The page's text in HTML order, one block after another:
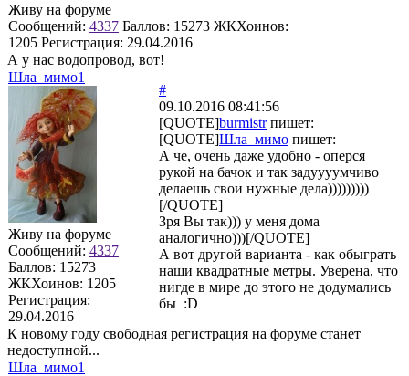
Живу на форуме
Сообщений: 4337 Баллов: 15273 ЖКХоинов:
1205 Регистрация: 29.04.2016
А у нас водопровод, вот!
Шла_мимо1
Живу на форуме
Сообщений: 4337
Баллов: 15273
ЖКХоинов: 1205
Регистрация:
29.04.2016
#
09.10.2016 08:41:56
[QUOTE]burmistrпишет:
[QUOTE]Шла_мимо пишет:
А че, очень даже удобно - оперся
рукой на бачок и так задуууумчиво
делаешь свои нужные дела)))))))))
[/QUOTE]
Зря Вы так))) у меня дома
аналогично)))[/QUOTE]
А вот другой варианта - как обыграть
наши квадратные метры. Уверена, что
нигде в мире до этого не додумались
бы :D
К новому году свободная регистрация на форуме станет
недоступной...
Шла_мимо1